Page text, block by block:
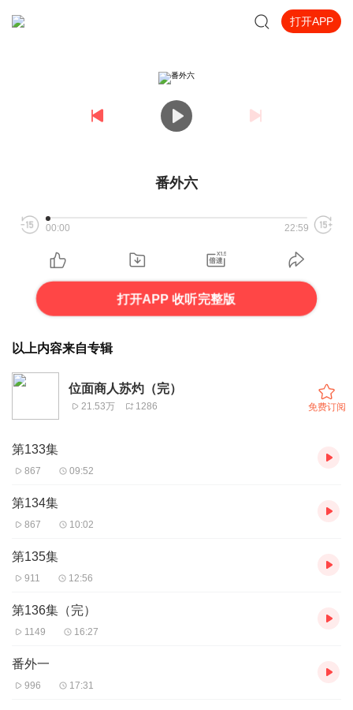
打开APP
番外六
00:00 22:59
打开APP 收听完整版
以上内容来自专辑
位面商人苏灼（完）
21.53万 1286 免费订阅
第133集
867 09:52
第134集
867 10:02
第135集
911 12:56
第136集（完）
1149 16:27
番外一
996 17:31